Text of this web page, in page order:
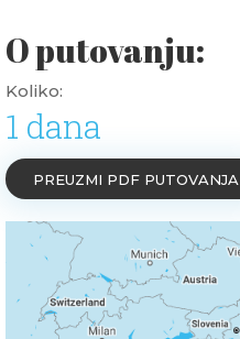
O putovanju:
Koliko:
1 dana
PREUZMI PDF PUTOVANJA